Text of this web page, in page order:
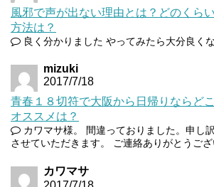
風邪で声が出ない理由とは？どのくら
方法は？
良く分かりました やってみたら大分良く
mizuki
2017/7/18
青春１８切符で大阪から日帰りならど
オススメは？
カワマサ様。 間違っておりました。申し
させていただきます。 ご連絡ありがとうござ
カワマサ